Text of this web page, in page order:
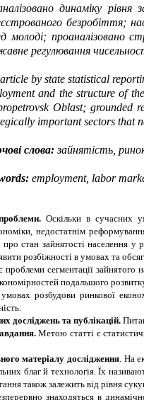
динаміку
безробіття;
молоді; проаналізовано
регулювання
by state statistical
and the structure of
Oblast; grounded
important sectors that
слова:зайнятість,
employment, labor
Оскільки в сучасних
недостатнім
стан зайнятості населення у
розбіжності в умовах та
сегментації зайнятого
подальшого
розбудови ринкової
досліджень та публікацій.
Метою статті є
матеріалу дослідження. На
благ й технологія. Їх
також залежить від рівня
знаходяться в